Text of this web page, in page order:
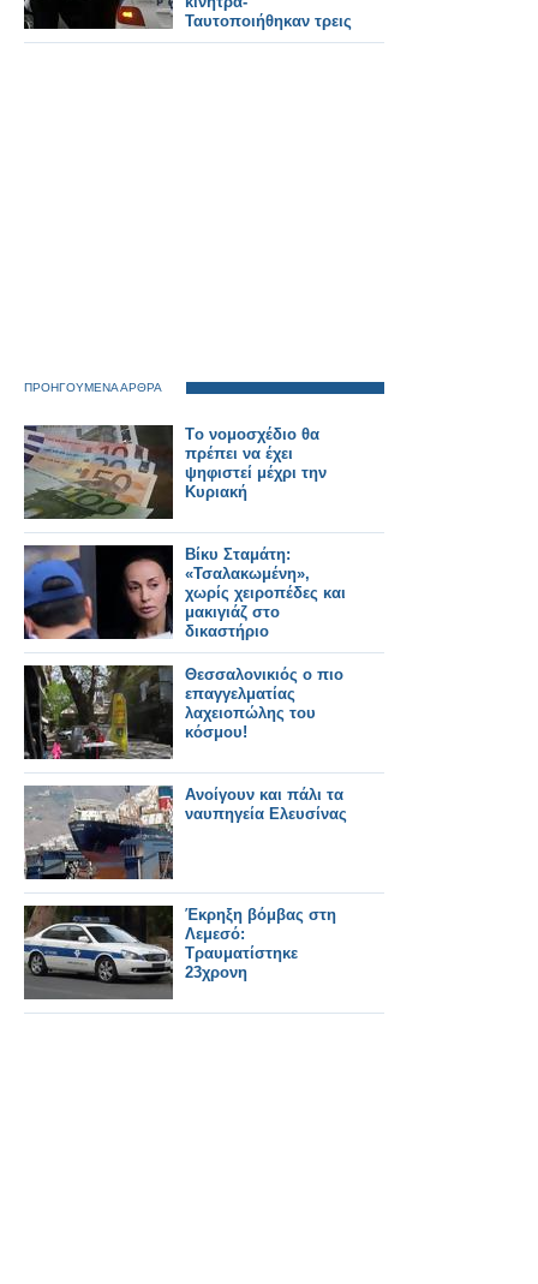
Ταυτοποιήθηκαν τρεις
ΠΡΟΗΓΟΥΜΕΝΑ ΑΡΘΡΑ
Tο νομοσχέδιο θα
πρέπει να έχει
ψηφιστεί μέχρι την
Κυριακή
Bίκυ Σταμάτη:
«Τσαλακωμένη»,
χωρίς χειροπέδες και
μακιγιάζ στο
δικαστήριο
Θεσσαλονικιός ο πιο
επαγγελματίας
λαχειοπώλης του
κόσμου!
Ανοίγουν και πάλι τα
ναυπηγεία Ελευσίνας
Έκρηξη βόμβας στη
Λεμεσό:
Τραυματίστηκε
23χρονη